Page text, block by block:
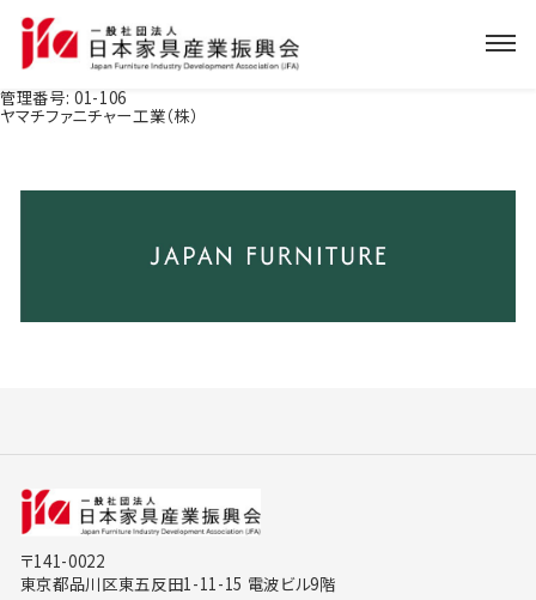
管理番号: 01-106
ヤマチファニチャー工業（株）
〒141-0022
東京都品川区東五反田1-11-15 電波ビル9階